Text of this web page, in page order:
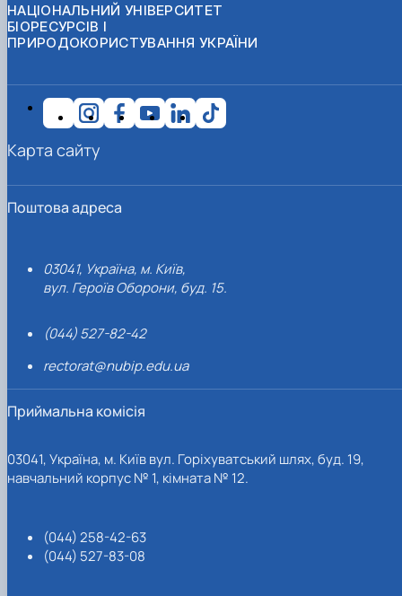
НАЦІОНАЛЬНИЙ УНІВЕРСИТЕТ
БІОРЕСУРСІВ І
ПРИРОДОКОРИСТУВАННЯ УКРАЇНИ
Поштова адреса
03041, Україна, м. Київ,
вул. Героїв Оборони, буд. 15.
(044) 527-82-42
rectorat@nubip.edu.ua
Приймальна комісія
03041, Україна, м. Київ вул. Горіхуватський шлях, буд. 19,
навчальний корпус № 1, кімната № 12.
(044) 258-42-63
(044) 527-83-08
Карта сайту